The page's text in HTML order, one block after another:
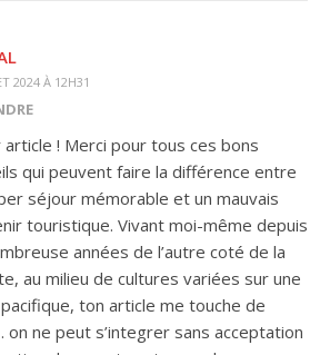
2024 À 12H31
article ! Merci pour tous ces bons
qui peuvent faire la différence entre
séjour mémorable et un mauvais
touristique. Vivant moi-même depuis
années de l’autre coté de la
au milieu de cultures variées sur une
ton article me touche de
on ne peut s’integrer sans acceptation